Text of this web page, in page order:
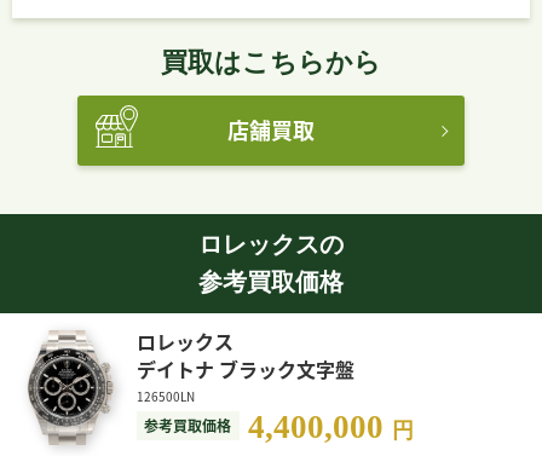
買取はこちらから
店舗買取
ロレックスの
参考買取価格
ロレックス
デイトナ ブラック文字盤
126500LN
参考買取価格 4,400,000 円